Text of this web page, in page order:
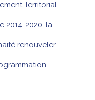
Territorial
2014-2020, la
renouveler